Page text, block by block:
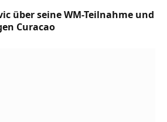
über seine WM-Teilnahme und
Curacao